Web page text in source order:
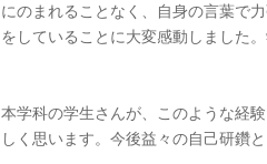
にのまれることなく、自身の言葉で
をしていることに大変感動しまし
本学科の学生さんが、このような経
しく思います。今後益々の自己研